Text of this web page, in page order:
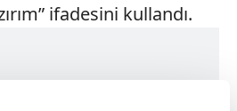
ifadesini kullandı.